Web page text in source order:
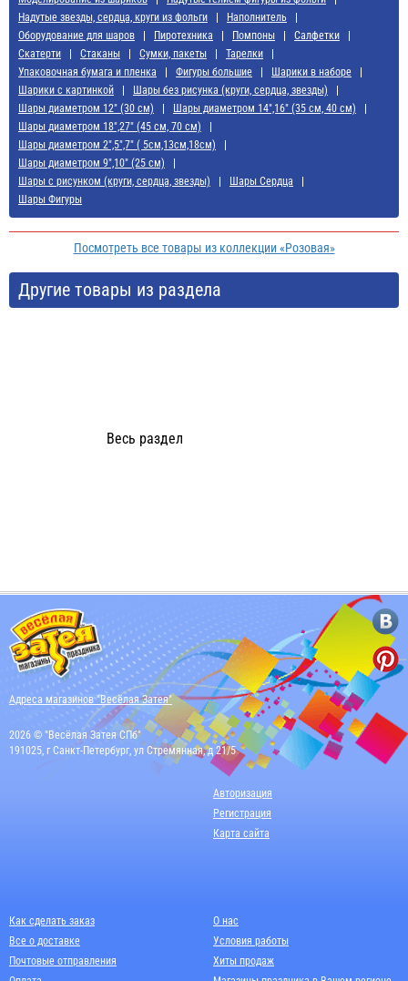
Надутые звезды, сердца, круги из фольги
Наполнитель
Оборудование для шаров
Пиротехника Помпоны
Салфетки
Скатерти
Стаканы Сумки, пакеты
Тарелки
Упаковочная бумага и пленка
Фигуры большие
Шарики в наборе
Шарики с картинкой
Шары без рисунка (круги, сердца, звезды)
Шары диаметром 12" (30 см)
Шары диаметром 14",16" (35 см, 40 см)
Шары диаметром 18",27" (45 см, 70 см)
Шары диаметром 2",5",7" ( 5см,13см,18см)
Шары диаметром 9",10" (25 см)
Шары с рисунком (круги, сердца, звезды)
Шары Сердца
Шары Фигуры
Посмотреть все товары из коллекции «Розовая»
Другие товары из раздела
Весь раздел
Адреса магазинов "Весёлая Затея"
2026 © "Весёлая Затея СПб"
191025, г Санкт-Петербург, ул Стремянная, д 21/5
Авторизация
Регистрация
Карта сайта
Как сделать заказ
Все о доставке
Почтовые отправления
О нас
Условия работы
Хиты продаж